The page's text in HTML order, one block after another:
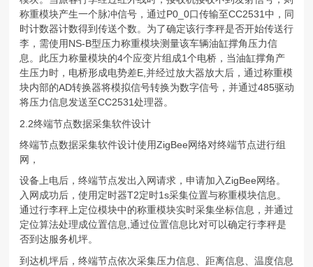
称重模块产生一个脉冲信号，通过P0_0口传输至CC2531中，同
时计数器计数得到传送个数。为了确定该行李秤是否开始传送行
李，需使用NS-B型压力称重模块测量该车辆油缸撑角压力信
息。此压力称量模块的4个应变片组成1个电桥，当油缸撑角产
生压力时，电桥形成电势差E,并经过放大器放大后，通过称重模
块内部的AD转换器将模拟信号转换为数字信号，并通过485驱动
将压力信息发送至CC2531处理器。
2.2终端节点数据采集软件设计
终端节点数据采集软件设计使用ZigBee网络对终端节点进行组
网，
设备上电后，终端节点发出入网请求，申请加入ZigBee网络。
入网成功后，使用定时器T2定时1s采集位置与称重模块信息。
通过行李秤上定位模块中的称重模块实时采集坐标信息，并通过
定位算法处理成位置信息,通过位置信息比对可以确定行李秤是
否到达服务机坪。
到达机坪后，终端节点依次采集压力信息、距离信息、温度信息